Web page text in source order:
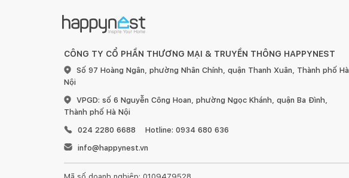
CÔNG TY CỔ PHẦN THƯƠNG MẠI & TRUYỀN THÔNG HAPPYNEST
Số 97 Hoàng Ngân, phường Nhân Chính, quận Thanh Xuân, Thành phố Hà
Nội
VPGD: số 6 Nguyễn Công Hoan, phường Ngọc Khánh, quận Ba Đình,
Thành phố Hà Nội
024 2280 6688
Hotline: 0934 680 636
info@happynest.vn